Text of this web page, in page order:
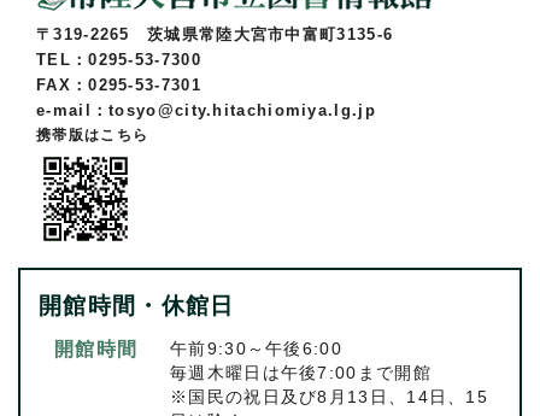
〒319-2265 茨城県常陸大宮市中富町3135-6
TEL：0295-53-7300
FAX：0295-53-7301
e-mail：tosyo@city.hitachiomiya.lg.jp
携帯版はこちら
開館時間・休館日
開館時間
午前9:30～午後6:00
毎週木曜日は午後7:00まで開館
※国民の祝日及び8月13日、14日、15